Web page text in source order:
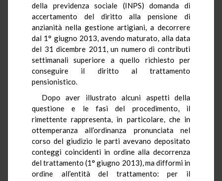
della previdenza sociale (INPS) domanda di
accertamento del diritto alla pensione di
anzianità nella gestione artigiani, a decorrere
dal 1° giugno 2013, avendo maturato, alla data
del 31 dicembre 2011, un numero di contributi
settimanali superiore a quello richiesto per
conseguire il diritto al trattamento
pensionistico.
Dopo aver illustrato alcuni aspetti della
questione e le fasi del procedimento, il
rimettente rappresenta, in particolare, che in
ottemperanza all’ordinanza pronunciata nel
corso del giudizio le parti avevano depositato
conteggi coincidenti in ordine alla decorrenza
del trattamento (1° giugno 2013), ma difformi in
ordine all’entità del trattamento: per il